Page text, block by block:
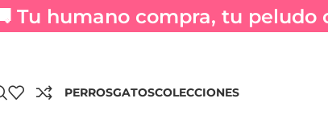
Tu humano compra, tu peludo
PERROSGATOSCOLECCIONES